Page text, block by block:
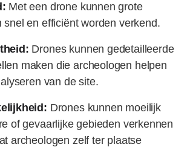
Met een drone kunnen grote
snel en efficiënt worden verkend.
Drones kunnen gedetailleerde
maken die archeologen helpen
van de site.
Drones kunnen moeilijk
of gevaarlijke gebieden verkennen
archeologen zelf ter plaatse